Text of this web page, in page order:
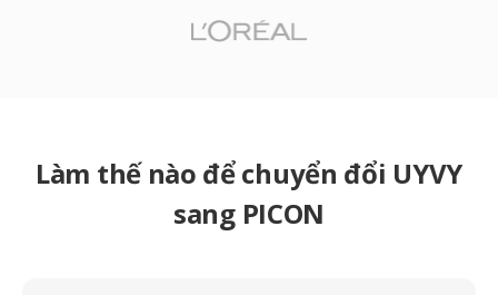
Làm thế nào để chuyển đổi UYVY
sang PICON